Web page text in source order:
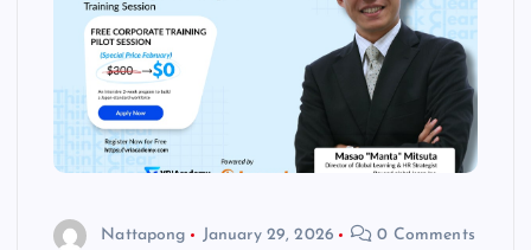
Nattapong January 29, 2026 0 Comments